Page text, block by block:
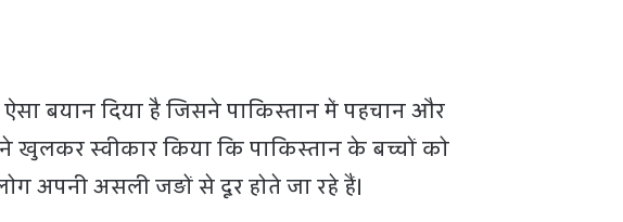
बयान दिया है जिसने पाकिस्तान में पहचान और
स्वीकार किया कि पाकिस्तान के बच्चों को
अपनी असली जड़ों से दूर होते जा रहे हैं।